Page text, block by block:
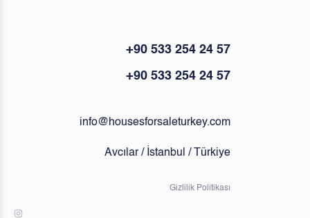
+90 533 254 24 57
+90 533 254 24 57
info@housesforsaleturkey.com
Avcılar / İstanbul / Türkiye
Gizlilik Politikası